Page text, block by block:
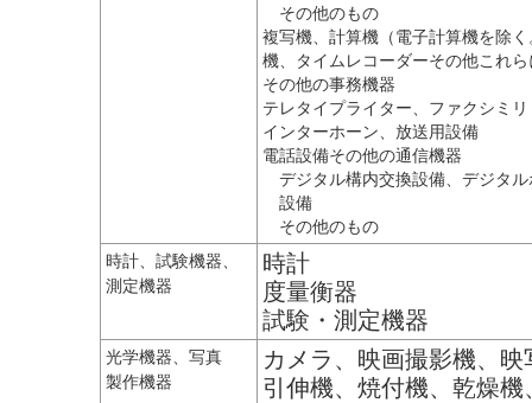
その他のもの
複写機、計算機（電子計算機を除
機、タイムレコーダーその他これ
その他の事務機器
テレタイプライター、ファクシミリ
インターホーン、放送用設備
電話設備その他の通信機器
デジタル構内交換設備、デジタル
設備
その他のもの
時計、試験機器、
測定機器
時計
度量衡器
試験・測定機器
光学機器、写真
製作機器
カメラ、映画撮影機、
引伸機、焼付機、乾燥機